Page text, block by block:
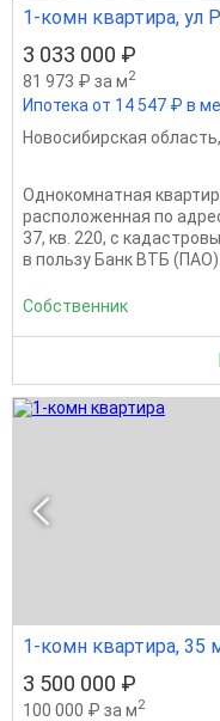
1-комн квартира, ул
3 033 000 ₽
81 973 ₽ за м2
Ипотека от 14 547 ₽ в
Новосибирская область,
Однокомнатная
расположенная по
37, кв. 220, с
в пользу Банк ВТБ (ПАО).
Собственник
1-комн квартира, 35
3 500 000 ₽
100 000 ₽ за м2